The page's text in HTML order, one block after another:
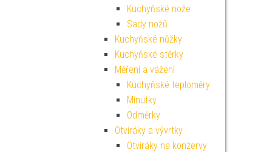
Kuchyňské nože
Sady nožů
Kuchyňské nůžky
Kuchyňské stěrky
Měření a vážení
Kuchyňské teploměry
Minutky
Odměrky
Otvíráky a vývrtky
Otvíráky na konzervy